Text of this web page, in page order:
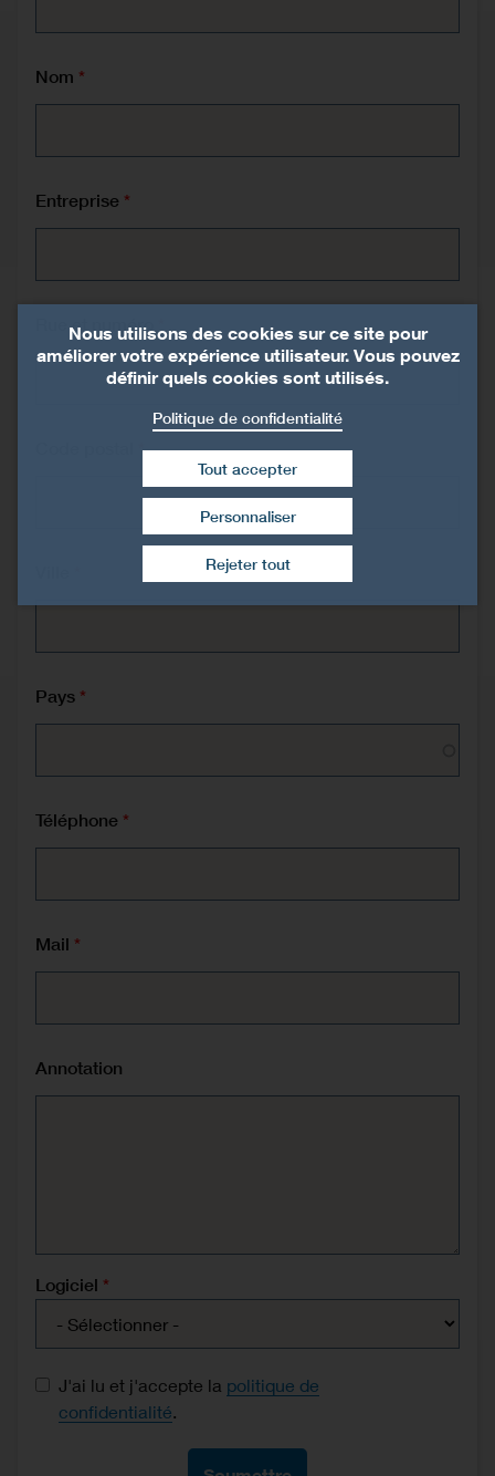
Nom
Entreprise
Rue et numéro
Pays
Téléphone
Mail
Annotation
Logiciel
Data protection consent
J'ai lu et j'accepte la politique de
confidentialité.
Nous utilisons des cookies sur ce site pour
améliorer votre expérience utilisateur. Vous pouvez
définir quels cookies sont utilisés.
Politique de confidentialité
Rejeter tout
Tout accepter
Retirer le consentement
Personnaliser